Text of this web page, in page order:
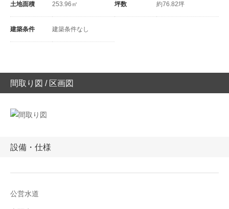
土地面積 253.96㎡ 坪数 約76.82坪
建築条件 建築条件なし
間取り図 / 区画図
設備・仕様
公営水道